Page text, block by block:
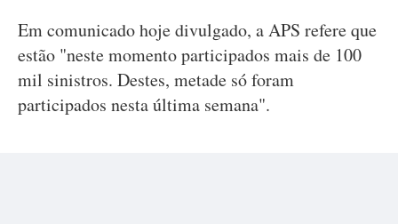
Em comunicado hoje divulgado, a APS refere que
estão "neste momento participados mais de 100
mil sinistros. Destes, metade só foram
participados nesta última semana".